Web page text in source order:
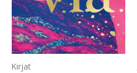
Kirjat